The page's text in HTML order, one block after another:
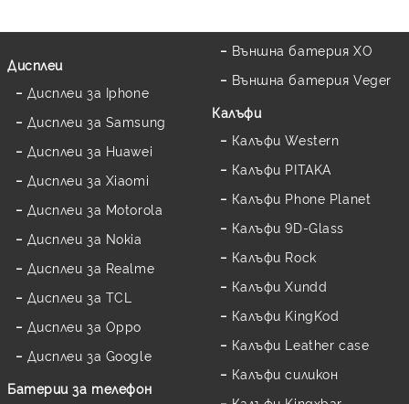
Дисплеи
Дисплеи за Iphone
Дисплеи за Samsung
Дисплеи за Huawei
Дисплеи за Xiaomi
Дисплеи за Motorola
Дисплеи за Nokia
Дисплеи за Realme
Дисплеи за TCL
Дисплеи за Oppo
Дисплеи за Google
Батерии за телефон
Външна батерия XO
Външна батерия Veger
Калъфи
Калъфи Western
Калъфи PITAKA
Калъфи Phone Planet
Калъфи 9D-Glass
Калъфи Rock
Калъфи Xundd
Калъфи KingKod
Калъфи Leather case
Калъфи силикон